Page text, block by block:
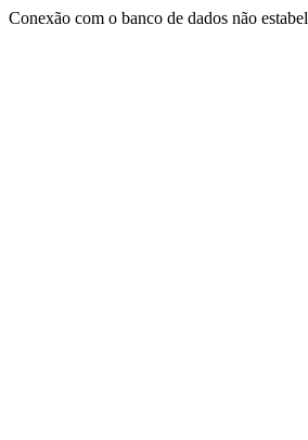
Conexão com o banco de dados não